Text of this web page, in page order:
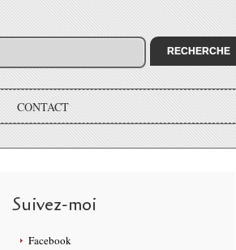
CONTACT
Suivez-moi
Facebook